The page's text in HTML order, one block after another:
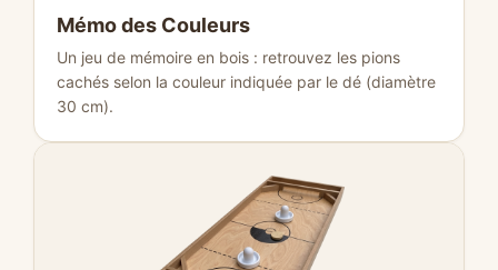
Mémo des Couleurs
Un jeu de mémoire en bois : retrouvez les pions
cachés selon la couleur indiquée par le dé (diamètre
30 cm).